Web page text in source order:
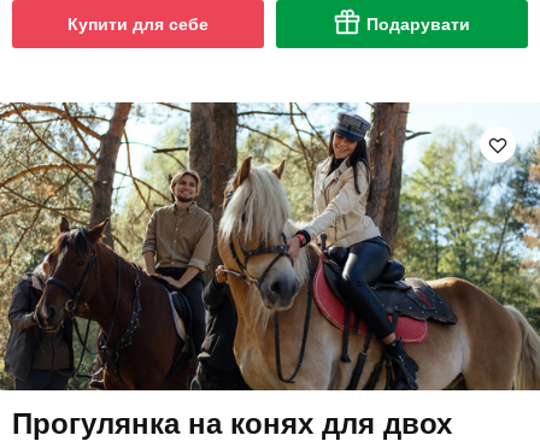
Купити для себе Подарувати
Прогулянка на конях для двох